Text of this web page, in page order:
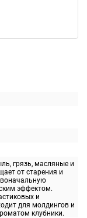
грязь, масляные и
от старения и
эффектом.
и
для молдингов и
клубники.